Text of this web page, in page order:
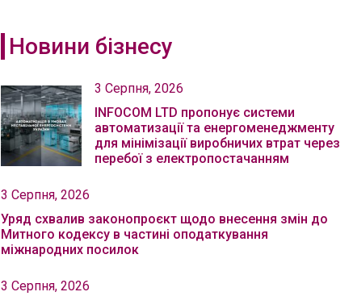
Новини бізнесу
3 Серпня, 2026
INFOCOM LTD пропонує системи
автоматизації та енергоменеджменту
для мінімізації виробничих втрат через
перебої з електропостачанням
3 Серпня, 2026
Уряд схвалив законопроєкт щодо внесення змін до
Митного кодексу в частині оподаткування
міжнародних посилок
3 Серпня, 2026